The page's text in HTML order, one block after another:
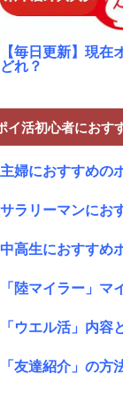
【毎日更新】現
れ？
イ活初心者におす
主婦におすすめの
サラリーマンにお
中高生におすすめ
「陸マイラー」マ
「ウエル活」内容
「友達紹介」の方